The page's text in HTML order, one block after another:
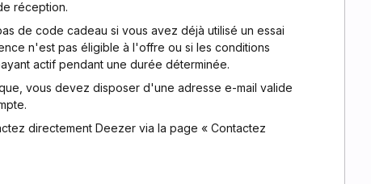
réception.
de code cadeau si vous avez déjà utilisé un essai
n'est pas éligible à l'offre ou si les conditions
actif pendant une durée déterminée.
vous devez disposer d'une adresse e-mail valide
directement Deezer via la page « Contactez